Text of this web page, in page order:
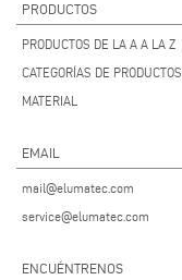
PRODUCTOS
PRODUCTOS DE LA A A LA Z
CATEGORÍAS DE PRODUCTOS
MATERIAL
EMAIL
mail@elumatec.com
service@elumatec.com
ENCUÉNTRENOS